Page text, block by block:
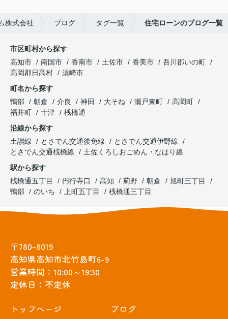
株式会社 ブログ タグ一覧 住宅ローンのブログ一覧
市区町村から探す
高知市
南国市 香南市 土佐市 香美市
吾川郡いの町
高岡郡日高村
須崎市
町名から探す
鴨部
朝倉 介良 神田 大そね 瀬戸東町
高岡町
福井町
十津
桟橋通
沿線から探す
土讃線
とさでん交通後免線
とさでん交通伊野線
とさでん交通桟橋線
土佐くろしおごめん・なはり線
駅から探す
桟橋通五丁目
円行寺口 高知 薊野 朝倉
旭町三丁目
鴨部
のいち 上町五丁目 桟橋通三丁目
〒780-8019
高知県高知市北竹島町6-9
営業時間：10:00～19:30
定休日：不定休
トップぺージ
ブログ